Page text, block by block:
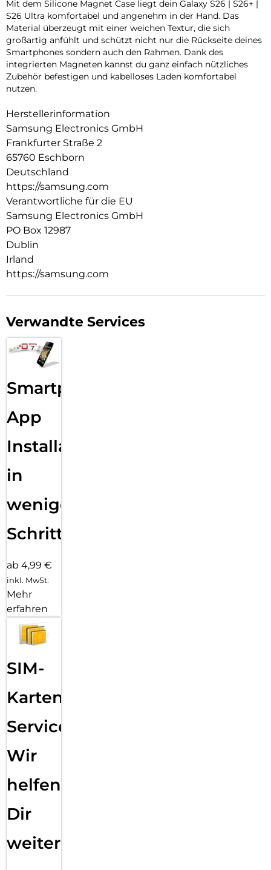
Mit dem Silicone Magnet Case liegt dein Galaxy S26 | S26+ |
S26 Ultra komfortabel und angenehm in der Hand. Das
Material überzeugt mit einer weichen Textur, die sich
großartig anfühlt und schützt nicht nur die Rückseite deines
Smartphones sondern auch den Rahmen. Dank des
integrierten Magneten kannst du ganz einfach nützliches
Zubehör befestigen und kabelloses Laden komfortabel
nutzen.
Herstellerinformation
Samsung Electronics GmbH
Frankfurter Straße 2
65760 Eschborn
Deutschland
https://samsung.com
Verantwortliche für die EU
Samsung Electronics GmbH
PO Box 12987
Dublin
Irland
https://samsung.com
Verwandte Services
Smartphone
App
Installation
in
wenigen
Schritten
ab 4,99 €
inkl. MwSt.
Mehr
erfahren
SIM-
Karten
Service:
Wir
helfen
Dir
weiter